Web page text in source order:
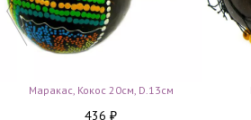
Маракас, Кокос 20см, D.13см
436 ₽